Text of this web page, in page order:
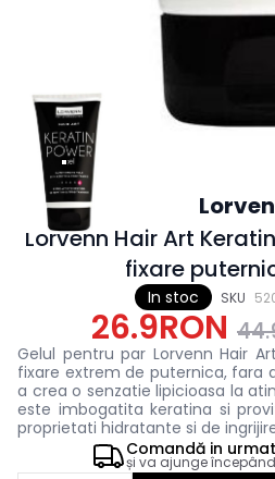
In stoc SKU
Lorvenn Hair Art
fixare
26.9RON
Gelul pentru par Lorvenn Hair
fixare extrem de puternica, fara
a crea o senzatie lipicioasa la
este imbogatita keratina si
proprietati hidratante si de
Comandă in
și va ajunge